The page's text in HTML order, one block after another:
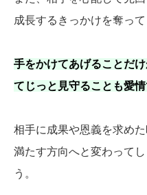
成長するきっかけを奪っ
手をかけてあげることだ
てじっと見守ることも愛情
相手に成果や恩義を求め
満たす方向へと変わって
う。